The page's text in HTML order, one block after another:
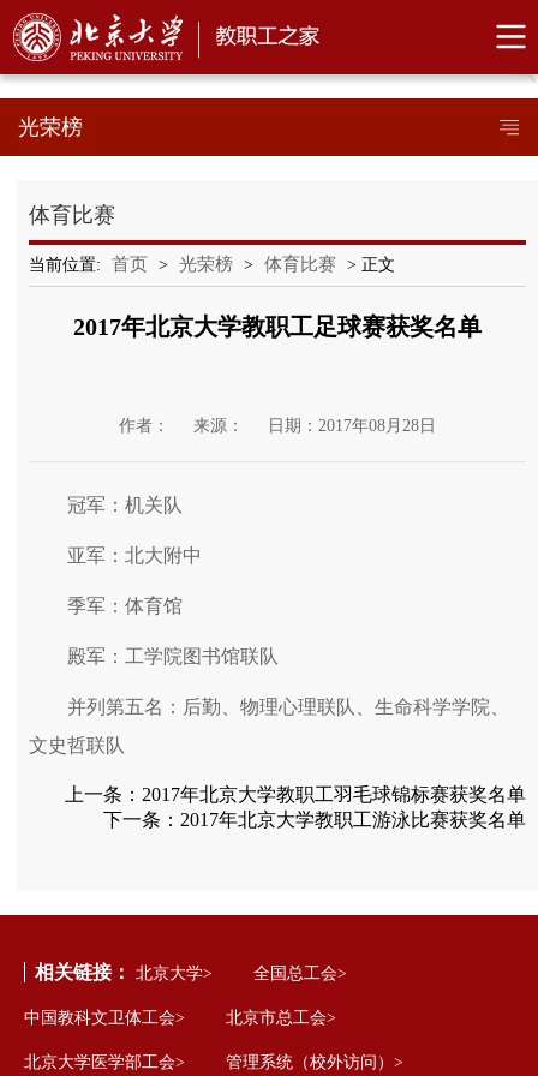
光荣榜
体育比赛
当前位置: 首页 > 光荣榜 > 体育比赛 > 正文
2017年北京大学教职工足球赛获奖名单
作者： 来源： 日期：2017年08月28日
冠军：机关队
亚军：北大附中
季军：体育馆
殿军：工学院图书馆联队
并列第五名：后勤、物理心理联队、生命科学学院、
文史哲联队
上一条： 2017年北京大学教职工羽毛球锦标赛获奖名单
下一条： 2017年北京大学教职工游泳比赛获奖名单
相关链接： 北京大学> 全国总工会>
中国教科文卫体工会> 北京市总工会>
北京大学医学部工会> 管理系统（校外访问）>